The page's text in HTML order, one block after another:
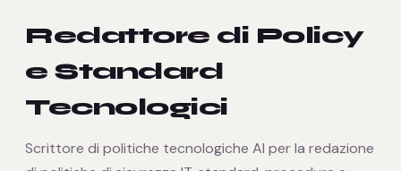
Redattore di Policy
e Standard
Tecnologici
Scrittore di politiche tecnologiche AI per la redazione